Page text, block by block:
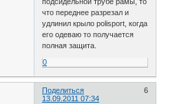
подсидельной трубе рамы, то
что переднее разрезал и
удлинил крыло polisport, когда
его одеваю то получается
полная защита.
0
Поделиться
6
13.09.2011 07:34